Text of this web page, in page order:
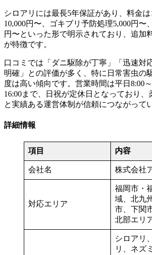
シロアリには最長5年保証があり、料金
10,000円〜、ゴキブリ予防処理5,000円〜
円〜といった形で明示されており、追加
が特徴です。
口コミでは「ダニ駆除が丁寧」「迅速対
明確」との評価が多く、特に日常害虫の
度は高い傾向です。営業時間は平日8:00
16:00まで、日祝が定休日となっており、
と実績ある運営体制が信頼につながって
詳細情報
項目 内容
会社名 株式会社
対応エリア
福岡市・
域、北九
市、下関
北部エリ
シロアリ
リ、ネズ